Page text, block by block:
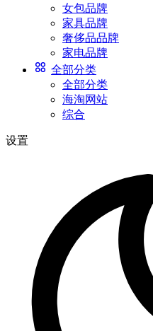
女包品牌
家具品牌
奢侈品品牌
家电品牌
全部分类
全部分类
海淘网站
综合
设置